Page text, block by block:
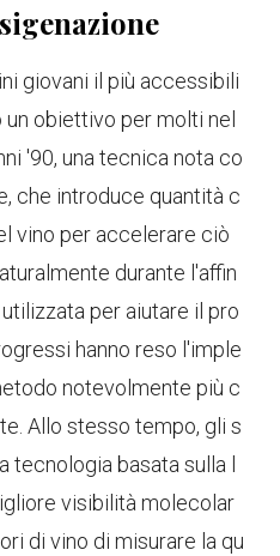
giovani il più accessibili
obiettivo per molti nel
'90, una tecnica nota co
che introduce quantità c
vino per accelerare ciò
durante l'affin
per aiutare il pro
hanno reso l'imple
notevolmente più c
Allo stesso tempo, gli s
basata sulla l
visibilità molecolar
di vino di misurare la qu